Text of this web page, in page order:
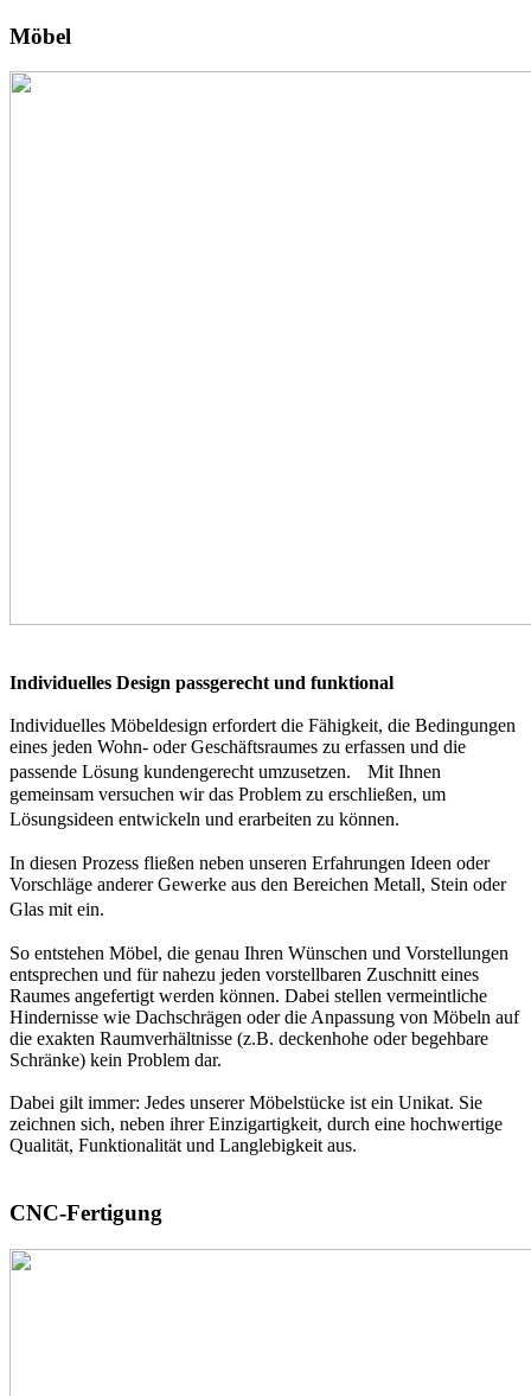
Möbel
Individuelles Design passgerecht und funktional
Individuelles Möbeldesign erfordert die Fähigkeit, die Bedingungen
eines jeden Wohn- oder Geschäftsraumes zu erfassen und die
passende Lösung kundengerecht umzusetzen. Mit Ihnen
gemeinsam versuchen wir das Problem zu erschließen, um
Lösungsideen entwickeln und erarbeiten zu können.
In diesen Prozess fließen neben unseren Erfahrungen Ideen oder
Vorschläge anderer Gewerke aus den Bereichen Metall, Stein oder
Glas mit ein.
So entstehen Möbel, die genau Ihren Wünschen und Vorstellungen
entsprechen und für nahezu jeden vorstellbaren Zuschnitt eines
Raumes angefertigt werden können. Dabei stellen vermeintliche
Hindernisse wie Dachschrägen oder die Anpassung von Möbeln auf
die exakten Raumverhältnisse (z.B. deckenhohe oder begehbare
Schränke) kein Problem dar.
Dabei gilt immer: Jedes unserer Möbelstücke ist ein Unikat. Sie
zeichnen sich, neben ihrer Einzigartigkeit, durch eine hochwertige
Qualität, Funktionalität und Langlebigkeit aus.
CNC-Fertigung